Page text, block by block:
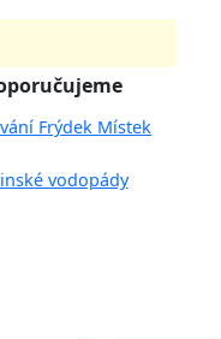
Frýdek Místek
vodopády